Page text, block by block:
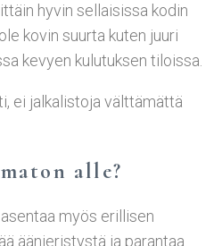
hyvin sellaisissa kodin
kovin suurta kuten juuri
kevyen kulutuksen tiloissa.
ei jalkalistoja välttämättä
alle?
myös erillisen
äänieristystä ja parantaa